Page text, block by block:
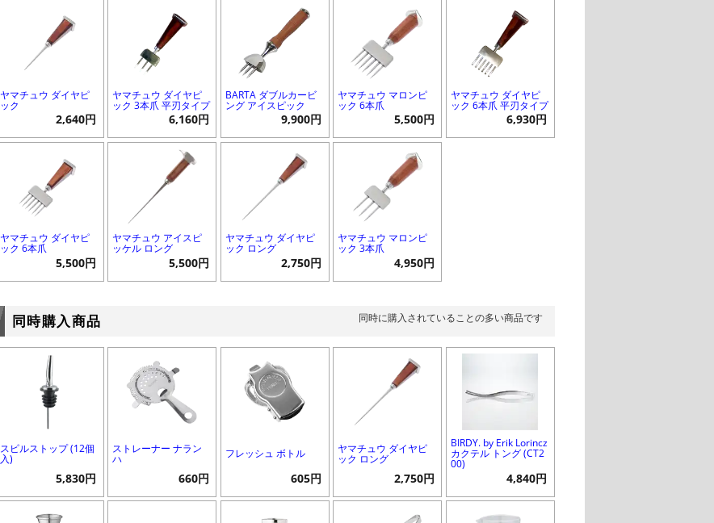
ヤマチュウ ダイヤピ
ック
2,640円
ヤマチュウ ダイヤピ
ック 3本爪 平刃タイプ
6,160円
BARTA ダブルカービ
ング アイスピック
9,900円
ヤマチュウ マロンピ
ック 6本爪
5,500円
ヤマチュウ ダイヤピ
ック 6本爪 平刃タイプ
6,930円
ヤマチュウ ダイヤピ
ック 6本爪
5,500円
ヤマチュウ アイスピ
ッケル ロング
5,500円
ヤマチュウ ダイヤピ
ック ロング
2,750円
ヤマチュウ マロンピ
ック 3本爪
4,950円
同時購入商品 同時に購入されていることの多い商品です
スピルストップ (12個
入)
5,830円
ストレーナー ナラン
ハ
660円
フレッシュ ボトル
605円
ヤマチュウ ダイヤピ
ック ロング
2,750円
BIRDY. by Erik Lorincz
カクテル トング (CT2
00)
4,840円